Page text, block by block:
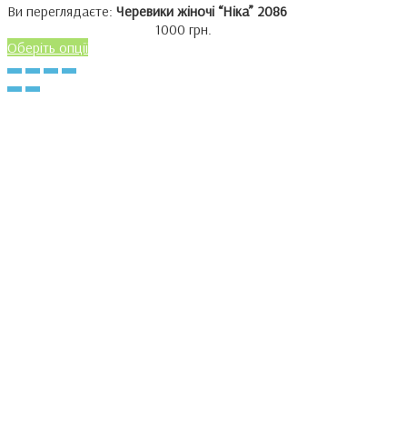
Ви переглядаєте: Черевики жіночі “Ніка” 2086
1000грн.
Оберіть опції